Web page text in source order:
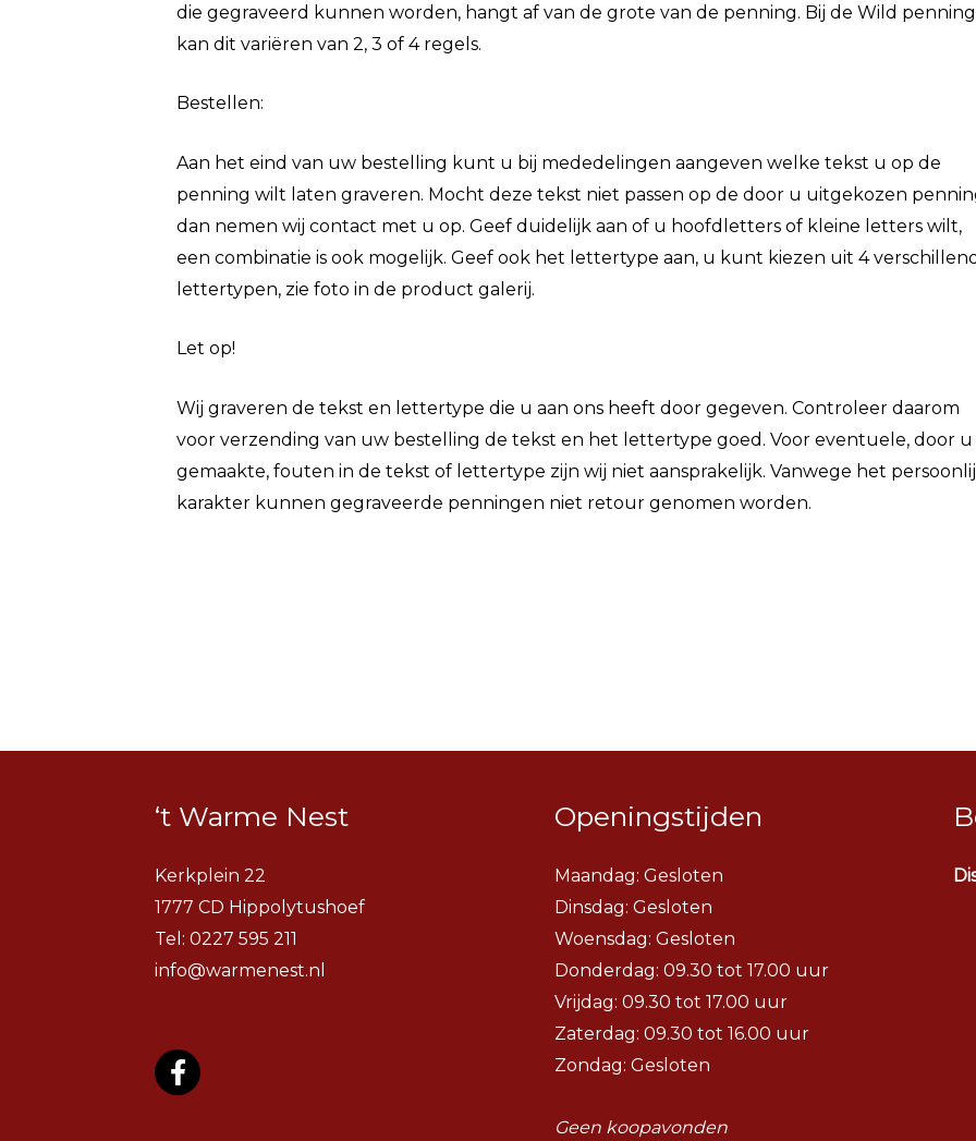
die gegraveerd kunnen worden, hangt af van de grote van de penning. Bij de Wild
kan dit variëren van 2, 3 of 4 regels.
Bestellen:
Aan het eind van uw bestelling kunt u bij mededelingen aangeven welke tekst u op de
penning wilt laten graveren. Mocht deze tekst niet passen op de door u uitgekozen
dan nemen wij contact met u op. Geef duidelijk aan of u hoofdletters of kleine letters wilt,
een combinatie is ook mogelijk. Geef ook het lettertype aan, u kunt kiezen uit 4
lettertypen, zie foto in de product galerij.
Let op!
Wij graveren de tekst en lettertype die u aan ons heeft door gegeven. Controleer daarom
voor verzending van uw bestelling de tekst en het lettertype goed. Voor eventuele, door u
gemaakte, fouten in de tekst of lettertype zijn wij niet aansprakelijk. Vanwege het
karakter kunnen gegraveerde penningen niet retour genomen worden.
‘t Warme Nest
Kerkplein 22
1777 CD Hippolytushoef
Tel: 0227 595 211
info@warmenest.nl
Openingstijden
Maandag: Gesloten
Dinsdag: Gesloten
Woensdag: Gesloten
Donderdag: 09.30 tot 17.00 uur
Vrijdag: 09.30 tot 17.00 uur
Zaterdag: 09.30 tot 16.00 uur
Zondag: Gesloten
Geen koopavonden